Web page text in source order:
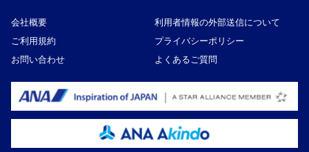
会社概要
利用者情報の外部送信について
ご利用規約
プライバシーポリシー
お問い合わせ
よくあるご質問